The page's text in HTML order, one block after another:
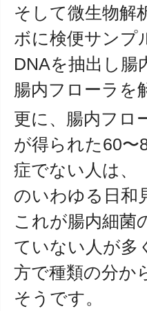
そして微生物解
ボに検便サンプ
DNAを抽出し腸
腸内フローラを
更に、腸内フロ
が得られた60〜
症でない人は、
のいわゆる日和
これが腸内細菌
ていない人が多
方で種類の分か
そうです。